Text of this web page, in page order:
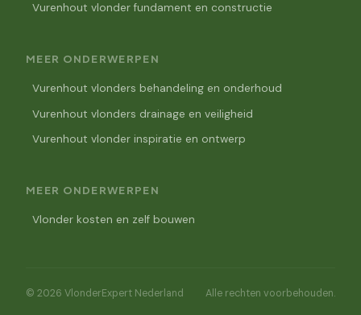
Vurenhout vlonder fundament en constructie
MEER ONDERWERPEN
Vurenhout vlonders behandeling en onderhoud
Vurenhout vlonders drainage en veiligheid
Vurenhout vlonder inspiratie en ontwerp
MEER ONDERWERPEN
Vlonder kosten en zelf bouwen
© 2026 VlonderExpert Nederland Alle rechten voorbehouden.